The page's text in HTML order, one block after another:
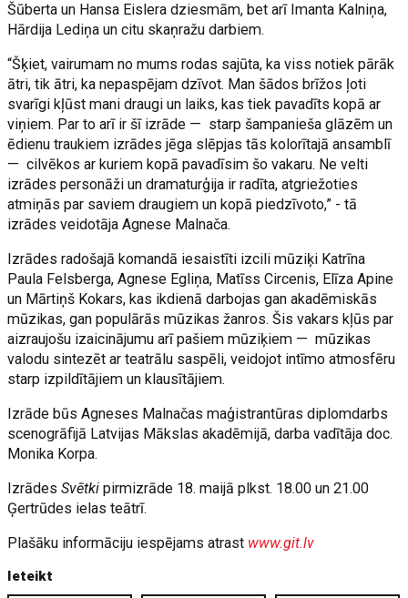
Šūberta un Hansa Eislera dziesmām, bet arī Imanta Kalniņa,
Hārdija Lediņa un citu skaņražu darbiem.
“Šķiet, vairumam no mums rodas sajūta, ka viss notiek pārāk
ātri, tik ātri, ka nepaspējam dzīvot. Man šādos brīžos ļoti
svarīgi kļūst mani draugi un laiks, kas tiek pavadīts kopā ar
viņiem. Par to arī ir šī izrāde — starp šampanieša glāzēm un
ēdienu traukiem izrādes jēga slēpjas tās kolorītajā ansamblī
— cilvēkos ar kuriem kopā pavadīsim šo vakaru. Ne velti
izrādes personāži un dramaturģija ir radīta, atgriežoties
atmiņās par saviem draugiem un kopā piedzīvoto,” - tā
izrādes veidotāja Agnese Malnača.
Izrādes radošajā komandā iesaistīti izcili mūziķi Katrīna
Paula Felsberga, Agnese Egliņa, Matīss Circenis, Elīza Apine
un Mārtiņš Kokars, kas ikdienā darbojas gan akadēmiskās
mūzikas, gan populārās mūzikas žanros. Šis vakars kļūs par
aizraujošu izaicinājumu arī pašiem mūziķiem — mūzikas
valodu sintezēt ar teatrālu saspēli, veidojot intīmo atmosfēru
starp izpildītājiem un klausītājiem.
Izrāde būs Agneses Malnačas maģistrantūras diplomdarbs
scenogrāfijā Latvijas Mākslas akadēmijā, darba vadītāja doc.
Monika Korpa.
IzrādesSvētkipirmizrāde 18. maijā plkst. 18.00 un 21.00
Ģertrūdes ielas teātrī.
Plašāku informāciju iespējams atrast www.git.lv
Ieteikt